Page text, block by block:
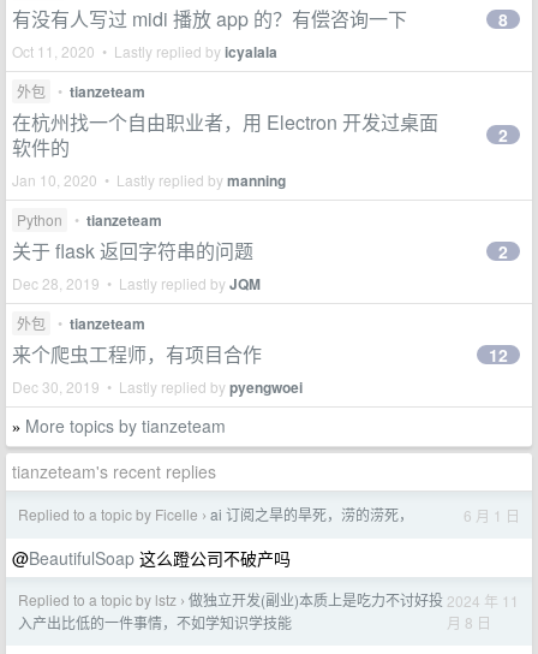
有没有人写过 midi 播放 app 的？有偿咨询一下
Oct 11, 2020 • Lastly replied byicyalala
8
外包 • tianzeteam
在杭州找一个自由职业者，用 Electron 开发过桌面
软件的
Jan 10, 2020 • Lastly replied bymanning
2
Python • tianzeteam
关于 flask 返回字符串的问题
Dec 28, 2019 • Lastly replied byJQM
2
外包 • tianzeteam
来个爬虫工程师，有项目合作
Dec 30, 2019 • Lastly replied bypyengwoei
12
» More topics by tianzeteam
tianzeteam's recent replies
Replied to a topic by Ficelle › ai 订阅之旱的旱死，涝的涝死， 6 月 1 日
@BeautifulSoap 这么蹬公司不破产吗
Replied to a topic by lstz › 做独立开发(副业)本质上是吃力不讨好投
入产出比低的一件事情，不如学知识学技能
2024 年 11
月 8 日